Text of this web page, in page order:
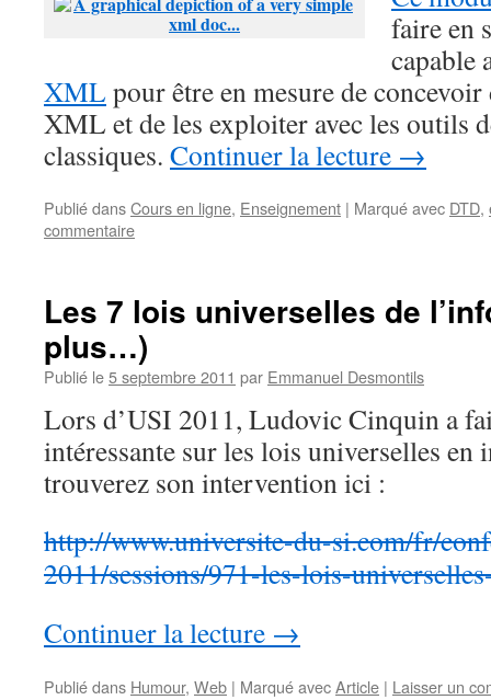
faire en
capable
XML pour être en mesure de concevoir
XML et de les exploiter avec les outils
classiques. Continuer la lecture →
Publié dansCours en ligne, Enseignement | Marqué avec DTD,
commentaire
Les 7 lois universelles de
plus…)
Publié le5 septembre 2011 par Emmanuel Desmontils
Lors d’USI 2011, Ludovic Cinquin a
intéressante sur les lois universelles
trouverez son intervention ici :
http://www.universite-du-si.com/fr/
2011/sessions/971-les-lois-
Continuer la lecture →
Publié dans Humour, Web | Marqué avecArticle | Laisser un